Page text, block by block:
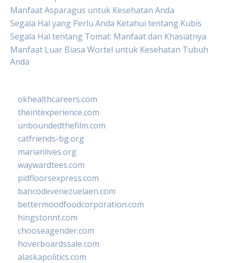
Manfaat Asparagus untuk Kesehatan Anda
Segala Hal yang Perlu Anda Ketahui tentang Kubis
Segala Hal tentang Tomat: Manfaat dan Khasiatnya
Manfaat Luar Biasa Wortel untuk Kesehatan Tubuh
Anda
okhealthcareers.com
theintexperience.com
unboundedthefilm.com
catfriends-bg.org
marianlives.org
waywardtees.com
pidfloorsexpress.com
bancodevenezuelaen.com
bettermoodfoodcorporation.com
hingstonnt.com
chooseagender.com
hoverboardssale.com
alaskapolitics.com